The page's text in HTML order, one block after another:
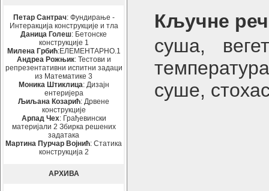
Петар Сантрач: Фундирање -
Интеракција конструкције и тла
Даница Голеш: Бетонске
конструкције 1
Милена Грбић:ЕЛЕМЕНТАРНО.1
Андреа Рожњик: Тестови и
репрезентативни испитни задаци
из Математике 3
Моника Штиклица: Дизајн
ентеријера
Љиљана Козарић: Дрвене
конструкције
Арпад Чех: Грађевински
материјали 2 Збирка решених
задатака
Мартина Пурчар Војнић: Статика
конструкција 2
АРХИВА
Кључне
суша,
суше,